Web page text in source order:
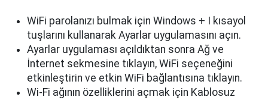
WiFi parolanızı bulmak için Windows + I kısayol
tuşlarını kullanarak Ayarlar uygulamasını açın.
Ayarlar uygulaması açıldıktan sonra Ağ ve
İnternet sekmesine tıklayın, WiFi seçeneğini
etkinleştirin ve etkin WiFi bağlantısına tıklayın.
Wi-Fi ağının özelliklerini açmak için Kablosuz